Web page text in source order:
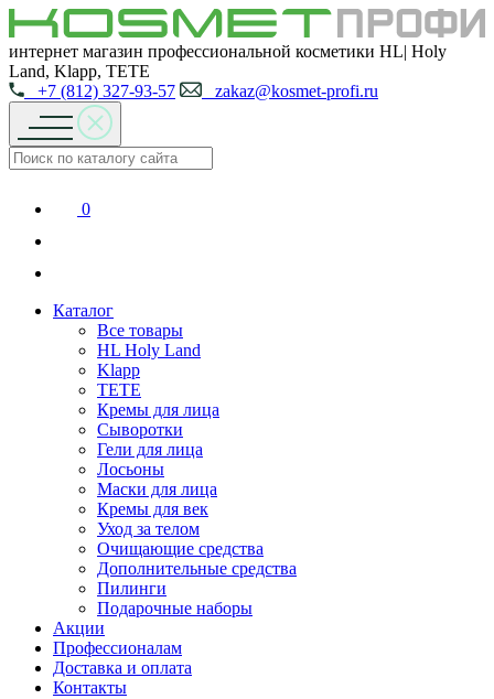
интернет магазин профессиональной косметики HL| Holy
Land, Klapp, TETE
+7 (812) 327-93-57
zakaz@kosmet-profi.ru
0
Каталог
Все товары
HL Holy Land
Klapp
TETE
Кремы для лица
Сыворотки
Гели для лица
Лосьоны
Маски для лица
Кремы для век
Уход за телом
Очищающие средства
Дополнительные средства
Пилинги
Подарочные наборы
Акции
Профессионалам
Доставка и оплата
Контакты